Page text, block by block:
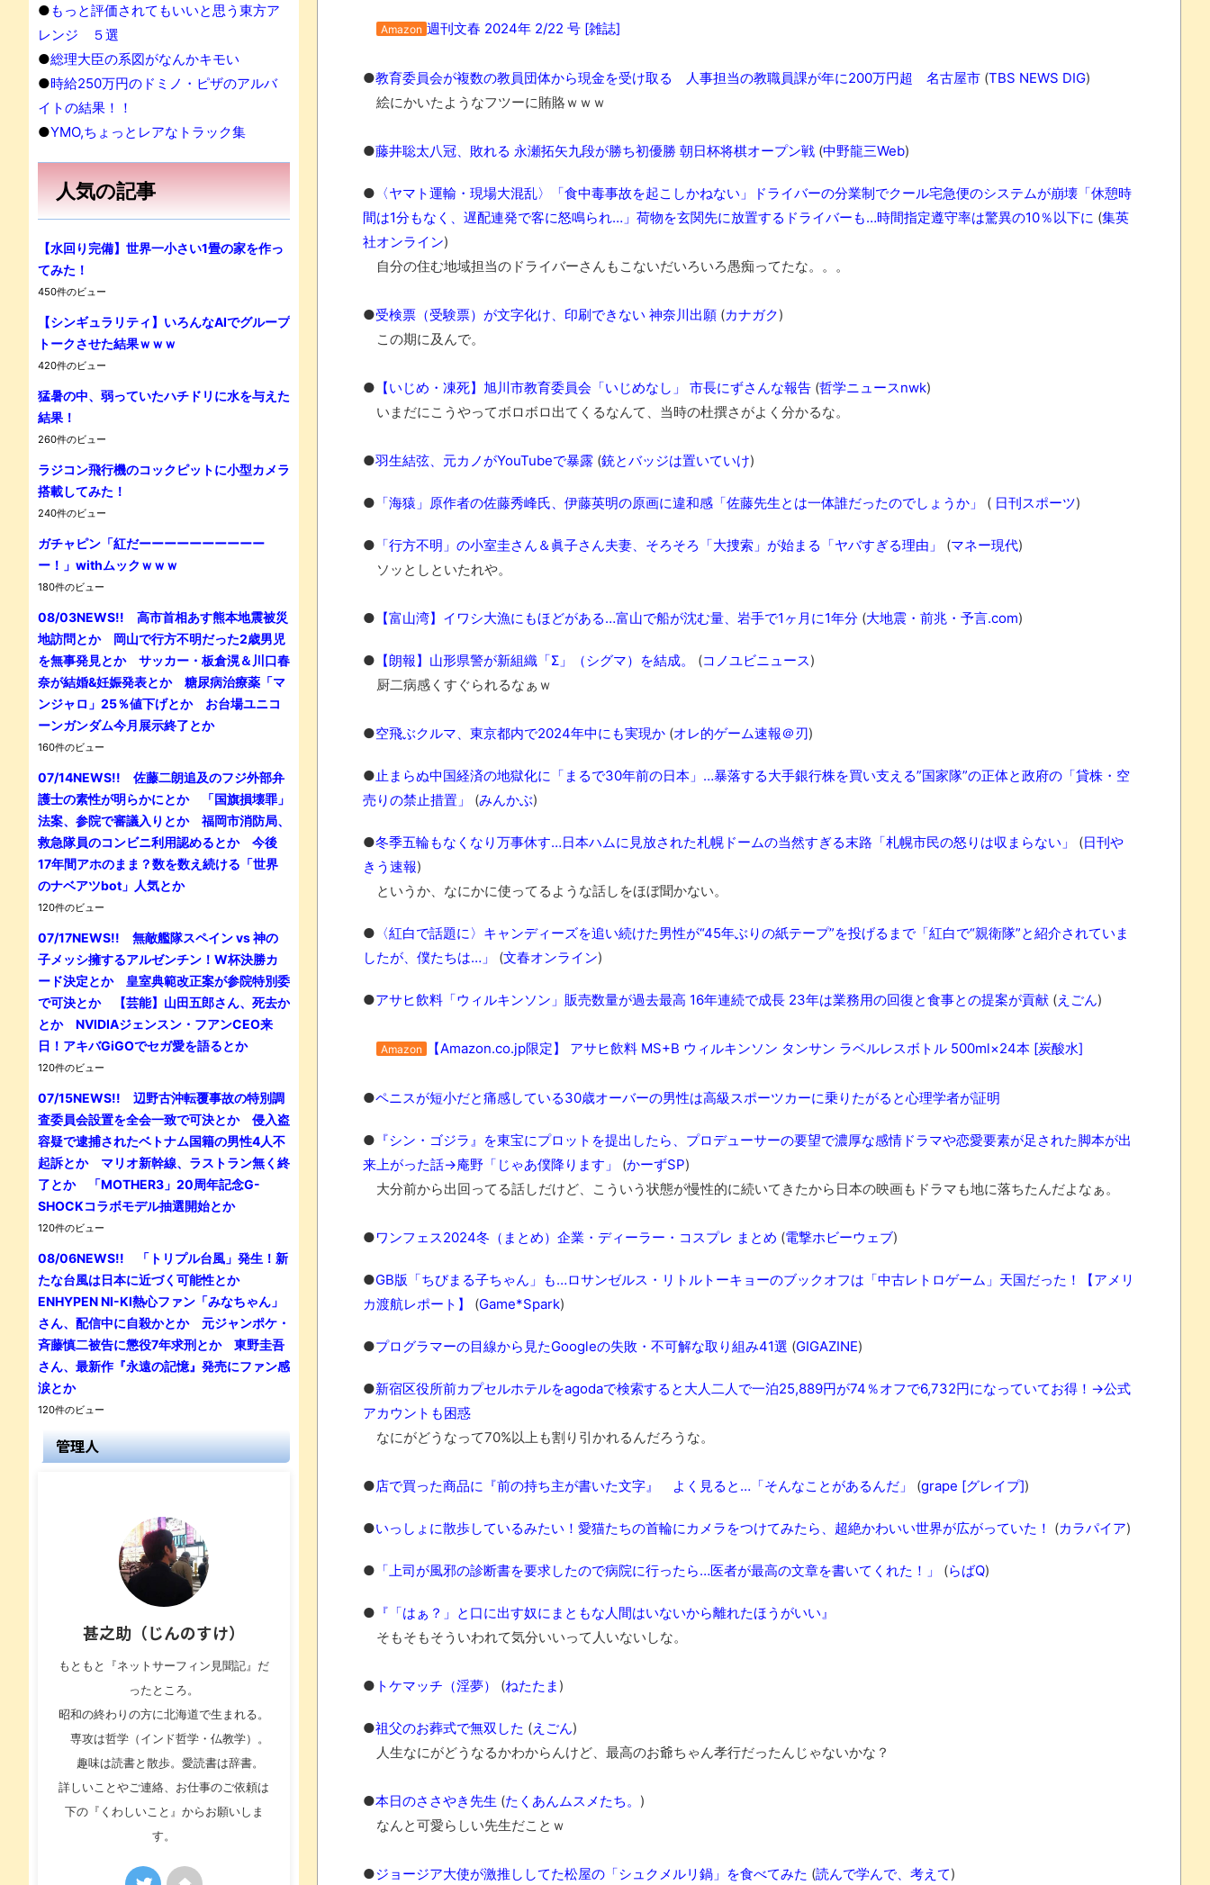
TBS「マツコの知らない世界」スタグル特集でほとんど紹介されなかったJリーグ…ならば自分たちで紹介だ！
【衝撃】道志村の骨や服、沢の上流から流されてきた可能性・・・・・・・・・
【中国】パトカーの前で好演技www当たり屋やお煽り運転など盛りだくさん
「ム、ムリです・・・」メガネ美人ナースに入院中のオレのオナサポ懇願したら・・・
ナチスドイツは何故バルバロッサ作戦とかいう無茶に踏み切ってしまったのか
ブログお引越しのお知らせ
まるで親子のような子猫とシェパード
【極画像】名古屋の地下鉄wwwwwwwwwwww
全方位青い芝包囲網すぎて色々見失う、新しい仕事観
Powered by livedoor 相互RSS
Amazon 週刊文春 2024年 2/22 号 [雑誌]
●教育委員会が複数の教員団体から現金を受け取る 人事担当の教職員課が年に200万円超 名古屋市 (TBS NEWS DIG)
絵にかいたようなフツーに賄賂ｗｗｗ
●藤井聡太八冠、敗れる 永瀬拓矢九段が勝ち初優勝 朝日杯将棋オープン戦 (中野龍三Web)
● 〈ヤマト運輸・現場大混乱〉「食中毒事故を起こしかねない」ドライバーの分業制でクール宅急便のシステムが崩壊「休憩時
間は1分もなく、遅配連発で客に怒鳴られ…」荷物を玄関先に放置するドライバーも…時間指定遵守率は驚異の10％以下に (集英
社オンライン)
自分の住む地域担当のドライバーさんもこないだいろいろ愚痴ってたな。。。
●受検票（受験票）が文字化け、印刷できない 神奈川出願 (カナガク)
この期に及んで。
● 【いじめ・凍死】旭川市教育委員会「いじめなし」 市長にずさんな報告 (哲学ニュースnwk)
いまだにこうやってボロボロ出てくるなんて、当時の杜撰さがよく分かるな。
●羽生結弦、元カノがYouTubeで暴露 (銃とバッジは置いていけ)
● 「海猿」原作者の佐藤秀峰氏、伊藤英明の原画に違和感「佐藤先生とは一体誰だったのでしょうか」 ( 日刊スポーツ)
● 「行方不明」の小室圭さん＆眞子さん夫妻、そろそろ「大捜索」が始まる「ヤバすぎる理由」 (マネー現代)
ソッとしといたれや。
● 【富山湾】イワシ大漁にもほどがある…富山で船が沈む量、岩手で1ヶ月に1年分 (大地震・前兆・予言.com)
● 【朗報】山形県警が新組織「Σ」（シグマ）を結成。 (コノユビニュース)
厨二病感くすぐられるなぁｗ
●空飛ぶクルマ、東京都内で2024年中にも実現か (オレ的ゲーム速報＠刃)
● 止まらぬ中国経済の地獄化に「まるで30年前の日本」…暴落する大手銀行株を買い支える”国家隊”の正体と政府の「貸株・空
売りの禁止措置」
(みんかぶ)
●冬季五輪もなくなり万事休す…日本ハムに見放された札幌ドームの当然すぎる末路「札幌市民の怒りは収まらない」 (日刊や
きう速報)
というか、なにかに使ってるような話しをほぼ聞かない。
● 〈紅白で話題に〉キャンディーズを追い続けた男性が“45年ぶりの紙テープ”を投げるまで「紅白で“親衛隊”と紹介されていま
したが、僕たちは…」
(文春オンライン)
●アサヒ飲料「ウィルキンソン」販売数量が過去最高 16年連続で成長 23年は業務用の回復と食事との提案が貢献 (えごん)
Amazon 【Amazon.co.jp限定】 アサヒ飲料 MS+B ウィルキンソン タンサン ラベルレスボトル 500ml×24本 [炭酸水]
●ペニスが短小だと痛感している30歳オーバーの男性は高級スポーツカーに乗りたがると心理学者が証明
● 『シン・ゴジラ』を東宝にプロットを提出したら、プロデューサーの要望で濃厚な感情ドラマや恋愛要素が足された脚本が出
来上がった話→庵野「じゃあ僕降ります」
(かーずSP)
大分前から出回ってる話しだけど、こういう状態が慢性的に続いてきたから日本の映画もドラマも地に落ちたんだよなぁ。
●ワンフェス2024冬（まとめ）企業・ディーラー・コスプレ まとめ (電撃ホビーウェブ)
●GB版「ちびまる子ちゃん」も…ロサンゼルス・リトルトーキョーのブックオフは「中古レトロゲーム」天国だった！【アメリ
カ渡航レポート】
(Game*Spark)
●プログラマーの目線から見たGoogleの失敗・不可解な取り組み41選 (GIGAZINE)
●新宿区役所前カプセルホテルをagodaで検索すると大人二人で一泊25,889円が74％オフで6,732円になっていてお得！→公式
アカウントも困惑
なにがどうなって70%以上も割り引かれるんだろうな。
●店で買った商品に『前の持ち主が書いた文字』 よく見ると…「そんなことがあるんだ」 (grape [グレイプ])
●いっしょに散歩しているみたい！愛猫たちの首輪にカメラをつけてみたら、超絶かわいい世界が広がっていた！ (カラパイア)
● 「上司が風邪の診断書を要求したので病院に行ったら…医者が最高の文章を書いてくれた！」 (らばQ)
● 『「はぁ？」と口に出す奴にまともな人間はいないから離れたほうがいい』
そもそもそういわれて気分いいって人いないしな。
● トケマッチ（淫夢） (ねたたま )
●祖父のお葬式で無双した (えごん)
人生なにがどうなるかわからんけど、最高のお爺ちゃん孝行だったんじゃないかな？
●本日のささやき先生 (たくあんムスメたち。 )
なんと可愛らしい先生だことｗ
●ジョージア大使が激推ししてた松屋の「シュクメルリ鍋」を食べてみた (読んで学んで、考えて)
●もっと評価されてもいいと思う東方ア
レンジ ５選
●総理大臣の系図がなんかキモい
●時給250万円のドミノ・ピザのアルバ
イトの結果！！
●YMO,ちょっとレアなトラック集
人気の記事
【水回り完備】世界一小さい1畳の家を作っ
てみた！
450件のビュー
【シンギュラリティ】いろんなAIでグループ
トークさせた結果ｗｗｗ
420件のビュー
猛暑の中、弱っていたハチドリに水を与えた
結果！
260件のビュー
ラジコン飛行機のコックピットに小型カメラ
搭載してみた！
240件のビュー
ガチャピン「紅だーーーーーーーーーー
ー！」withムックｗｗｗ
180件のビュー
08/03NEWS!! 高市首相あす熊本地震被災
地訪問とか 岡山で行方不明だった2歳男児
を無事発見とか サッカー・板倉滉＆川口春
奈が結婚&妊娠発表とか 糖尿病治療薬「マ
ンジャロ」25％値下げとか お台場ユニコ
ーンガンダム今月展示終了とか
160件のビュー
07/14NEWS!! 佐藤二朗追及のフジ外部弁
護士の素性が明らかにとか 「国旗損壊罪」
法案、参院で審議入りとか 福岡市消防局、
救急隊員のコンビニ利用認めるとか 今後
17年間アホのまま？数を数え続ける「世界
のナベアツbot」人気とか
120件のビュー
07/17NEWS!! 無敵艦隊スペイン vs 神の
子メッシ擁するアルゼンチン！W杯決勝カ
ード決定とか 皇室典範改正案が参院特別委
で可決とか 【芸能】山田五郎さん、死去か
とか NVIDIAジェンスン・フアンCEO来
日！アキバGiGOでセガ愛を語るとか
120件のビュー
07/15NEWS!! 辺野古沖転覆事故の特別調
査委員会設置を全会一致で可決とか 侵入盗
容疑で逮捕されたベトナム国籍の男性4人不
起訴とか マリオ新幹線、ラストラン無く終
了とか 「MOTHER3」20周年記念G-
SHOCKコラボモデル抽選開始とか
120件のビュー
08/06NEWS!! 「トリプル台風」発生！新
たな台風は日本に近づく可能性とか
ENHYPEN NI-KI熱心ファン「みなちゃん」
さん、配信中に自殺かとか 元ジャンポケ・
斉藤慎二被告に懲役7年求刑とか 東野圭吾
さん、最新作『永遠の記憶』発売にファン感
涙とか
120件のビュー
管理人
甚之助（じんのすけ）
もともと『ネットサーフィン見聞記』だ
ったところ。
昭和の終わりの方に北海道で生まれる。
専攻は哲学（インド哲学・仏教学）。
趣味は読書と散歩。愛読書は辞書。
詳しいことやご連絡、お仕事のご依頼は
下の『くわしいこと』からお願いしま
す。